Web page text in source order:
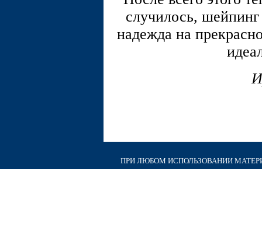
случилось,
надежда на
ПРИ ЛЮБОМ ИСПОЛЬЗОВАНИИ